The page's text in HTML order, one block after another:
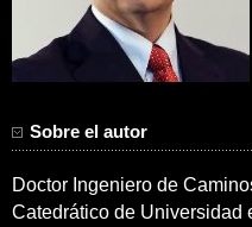
Sobre el autor
Doctor Ingeniero de
Catedrático de Universidad